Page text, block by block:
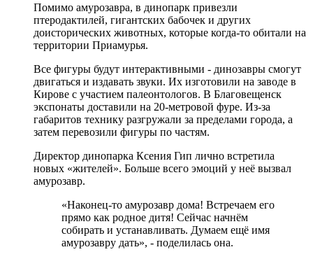
Помимо амурозавра, в динопарк привезли
птеродактилей, гигантских бабочек и других
доисторических животных, которые когда-то обитали на
территории Приамурья.
Все фигуры будут интерактивными - динозавры смогут
двигаться и издавать звуки. Их изготовили на заводе в
Кирове с участием палеонтологов. В Благовещенск
экспонаты доставили на 20-метровой фуре. Из-за
габаритов технику разгружали за пределами города, а
затем перевозили фигуры по частям.
Директор динопарка Ксения Гип лично встретила
новых «жителей». Больше всего эмоций у неё вызвал
амурозавр.
«Наконец-то амурозавр дома! Встречаем его
прямо как родное дитя! Сейчас начнём
собирать и устанавливать. Думаем ещё имя
амурозавру дать», - поделилась она.